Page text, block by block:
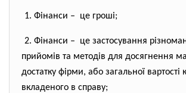
1. Фінанси – це гроші;
2. Фінанси – це застосування
прийомів та методів для досягнення
достатку фірми, або загальної вартості
вкладеного в справу;